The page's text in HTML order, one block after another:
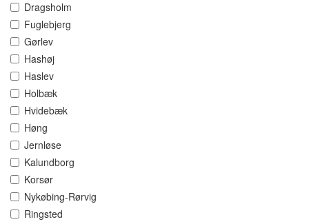
Dragsholm
Fuglebjerg
Gørlev
Hashøj
Haslev
Holbæk
Hvidebæk
Høng
Jernløse
Kalundborg
Korsør
Nykøbing-Rørvig
Ringsted